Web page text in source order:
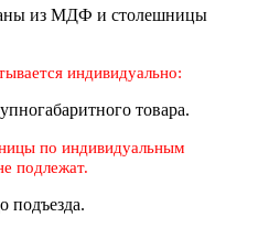
из МДФ и столешницы
индивидуально:
товара.
по индивидуальным
подлежат.
подъезда.